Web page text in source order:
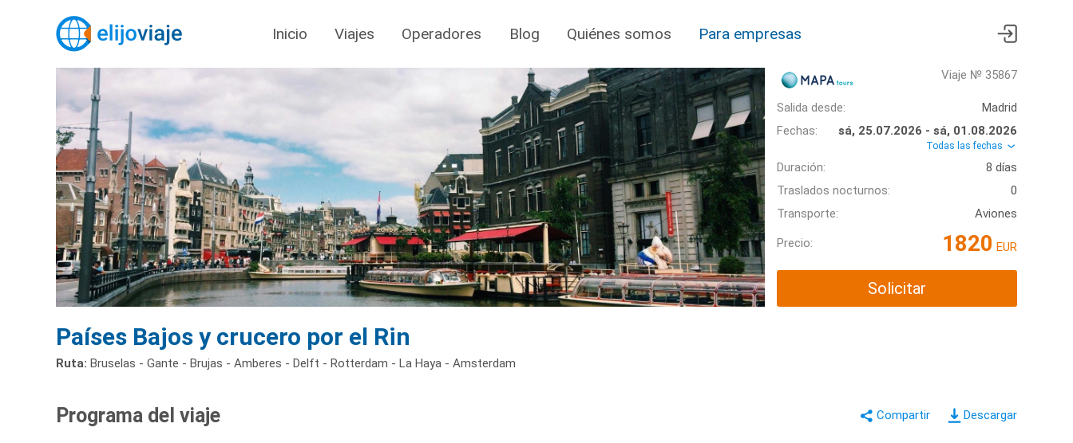
Inicio Viajes Operadores Blog Quiénes somos Para empresas
Viaje № 35867
Salida desde:
Madrid
Fechas:
sá, 25.07.2026 - sá, 01.08.2026
Todas las fechas
Duración:
8 días
Traslados nocturnos:
0
Transporte:
Aviones
Precio: 1820 EUR
Solicitar
Países Bajos y crucero por el Rin
Ruta: Bruselas - Gante - Brujas - Amberes - Delft - Rotterdam - La Haya - Amsterdam
Descargar
Programa del viaje